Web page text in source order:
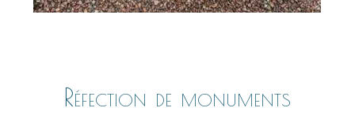
Réfection de monuments